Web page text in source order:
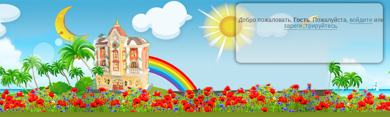
Добро пожаловать,Гость. Пожалуйста, войдите или
зарегистрируйтесь.